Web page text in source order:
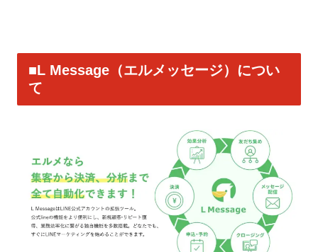
■L Message（エルメッセージ）につい
て